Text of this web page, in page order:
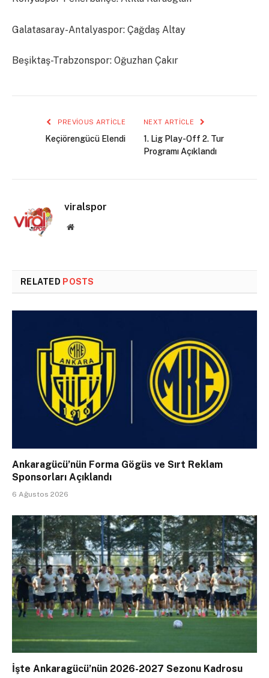
Galatasaray-Antalyaspor: Çağdaş Altay
Beşiktaş-Trabzonspor: Oğuzhan Çakır
PREVIOUS ARTICLE
Keçiörengücü Elendi
NEXT ARTICLE
1. Lig Play-Off 2. Tur
Programı Açıklandı
viralspor
Website
RELATED POSTS
Ankaragücü’nün Forma Gögüs ve Sırt Reklam
Sponsorları Açıklandı
6 Ağustos 2026
İşte Ankaragücü’nün 2026-2027 Sezonu Kadrosu